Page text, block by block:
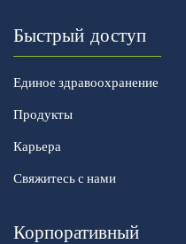
Быстрый доступ
Единое здравоохранение
Продукты
Карьера
Свяжитесь с нами
Корпоративный